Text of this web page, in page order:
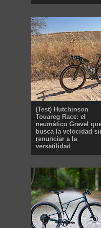
(Test) Hutchinson
Touareg Race: el
neumático Gravel
busca la velocidad
renunciar a la
versatilidad